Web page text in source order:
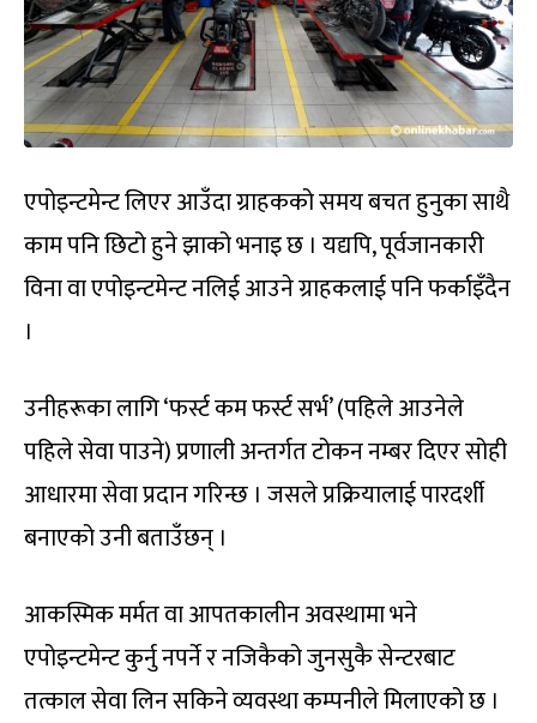
एपोइन्टमेन्ट लिएर आउँदा ग्राहकको समय बचत हुनुका साथै
काम पनि छिटो हुने झाको भनाइ छ । यद्यपि, पूर्वजानकारी
विना वा एपोइन्टमेन्ट नलिई आउने ग्राहकलाई पनि फर्काइँदैन
।
उनीहरूका लागि ‘फर्स्ट कम फर्स्ट सर्भ’ (पहिले आउनेले
पहिले सेवा पाउने) प्रणाली अन्तर्गत टोकन नम्बर दिएर सोही
आधारमा सेवा प्रदान गरिन्छ । जसले प्रक्रियालाई पारदर्शी
बनाएको उनी बताउँछन् ।
आकस्मिक मर्मत वा आपतकालीन अवस्थामा भने
एपोइन्टमेन्ट कुर्नु नपर्ने र नजिकैको जुनसुकै सेन्टरबाट
तत्काल सेवा लिन सकिने व्यवस्था कम्पनीले मिलाएको छ ।